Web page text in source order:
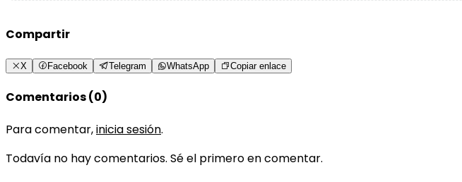
Compartir
X Facebook Telegram WhatsApp Copiar enlace
Comentarios (0)
Para comentar,inicia sesión.
Todavía no hay comentarios. Sé el primero en comentar.